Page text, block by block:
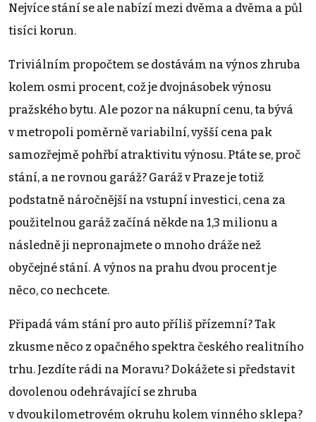
Nejvíce stání se ale nabízí mezi dvěma a dvěma a půl
tisíci korun.
Triviálním propočtem se dostávám na výnos zhruba
kolem osmi procent, což je dvojnásobek výnosu
pražského bytu. Ale pozor na nákupní cenu, ta bývá
v metropoli poměrně variabilní, vyšší cena pak
samozřejmě pohřbí atraktivitu výnosu. Ptáte se, proč
stání, a ne rovnou garáž? Garáž v Praze je totiž
podstatně náročnější na vstupní investici, cena za
použitelnou garáž začíná někde na 1,3 milionu a
následně ji nepronajmete o mnoho dráže než
obyčejné stání. A výnos na prahu dvou procent je
něco, co nechcete.
Připadá vám stání pro auto příliš přízemní? Tak
zkusme něco z opačného spektra českého realitního
trhu. Jezdíte rádi na Moravu? Dokážete si představit
dovolenou odehrávající se zhruba
v dvoukilometrovém okruhu kolem vinného sklepa?